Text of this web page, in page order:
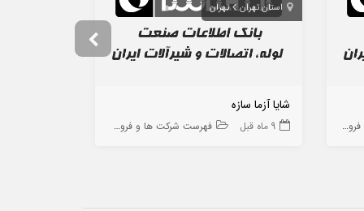
ها
استان تهران تهران
شایا آزما سازه
9 ماه قبل فهرست شرکت ها و فروشگاه ها